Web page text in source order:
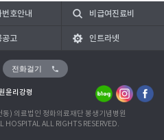
번호안내 비급여진료비
공고 인트라넷
전화걸기
윤리강령
) 의료법인 정화의료재단 봉생기념병원
HOSPITAL ALL RIGHTS RESERVED.